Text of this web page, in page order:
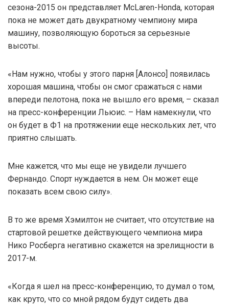
сезона-2015 он представляет McLaren-Honda, которая
пока не может дать двукратному чемпиону мира
машину, позволяющую бороться за серьезные
высоты.
«Нам нужно, чтобы у этого парня [Алонсо] появилась
хорошая машина, чтобы он смог сражаться с нами
впереди пелотона, пока не вышло его время, – сказал
на пресс-конференции Льюис. – Нам намекнули, что
он будет в Ф1 на протяжении еще нескольких лет, что
приятно слышать.
Мне кажется, что мы еще не увидели лучшего
Фернандо. Спорт нуждается в нем. Он может еще
показать всем свою силу».
В то же время Хэмилтон не считает, что отсутствие на
стартовой решетке действующего чемпиона мира
Нико Росберга негативно скажется на зрелищности в
2017-м.
«Когда я шел на пресс-конференцию, то думал о том,
как круто, что со мной рядом будут сидеть два